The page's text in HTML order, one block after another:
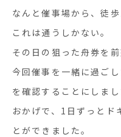
なんと催事場から、徒
これは通うしかない。
その日の狙った舟券を前
今回催事を一緒に過ご
を確認することにしまし
おかげで、1日ずっとド
とができました。